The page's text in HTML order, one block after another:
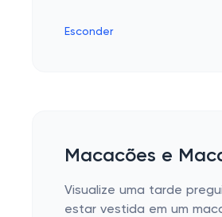
Esconder
Macacões e
Visualize uma tarde
estar vestida em um